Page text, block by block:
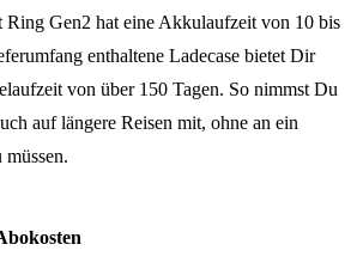
Ring Gen2 hat eine Akkulaufzeit von 10 bis
enthaltene Ladecase bietet Dir
von über 150 Tagen. So nimmst Du
auf längere Reisen mit, ohne an ein